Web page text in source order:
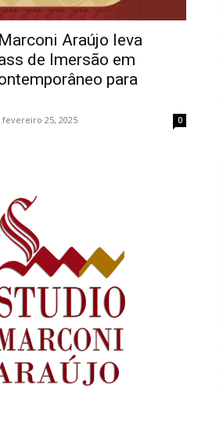
Araújo leva
de Imersão em
para
fevereiro 25, 2025 0